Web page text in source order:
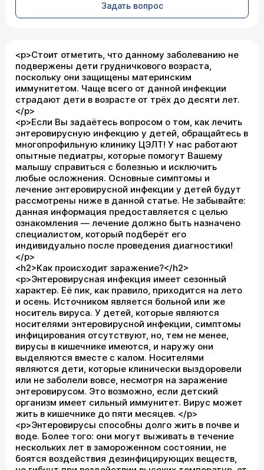
Задать вопрос
<p>Стоит отметить, что данному заболеванию не
подвержены дети грудничкового возраста,
поскольку они защищены материнским
иммунитетом. Чаще всего от данной инфекции
страдают дети в возрасте от трёх до десяти лет.
</p>
<p>Если Вы задаётесь вопросом о том, как лечить
энтеровирусную инфекцию у детей, обращайтесь в
многопрофильную клинику ЦЭЛТ! У нас работают
опытные педиатры, которые помогут Вашему
малышу справиться с болезнью и исключить
любые осложнения. Основные симптомы и
лечение энтеровирусной инфекции у детей будут
рассмотрены ниже в данной статье. Не забывайте:
данная информация предоставляется с целью
ознакомления — лечение должно быть назначено
специалистом, который подберёт его
индивидуально после проведения диагностики!
</p>
<h2>Как происходит заражение?</h2>
<p>Энтеровирусная инфекция имеет сезонный
характер. Её пик, как правило, приходится на лето
и осень. Источником является больной или же
носитель вируса. У детей, которые являются
носителями энтеровирусной инфекции, симптомы
инфицирования отсутствуют, но, тем не менее,
вирусы в кишечнике имеются, и наружу они
выделяются вместе с калом. Носителями
являются дети, которые клинически выздоровели
или не заболели вовсе, несмотря на заражение
энтеровирусом. Это возможно, если детский
организм имеет сильный иммунитет. Вирус может
жить в кишечнике до пяти месяцев. </p>
<p>Энтеровирусы способны долго жить в почве и
воде. Более того: они могут выживать в течение
нескольких лет в замороженном состоянии, не
боятся воздействия дезинфицирующих веществ,